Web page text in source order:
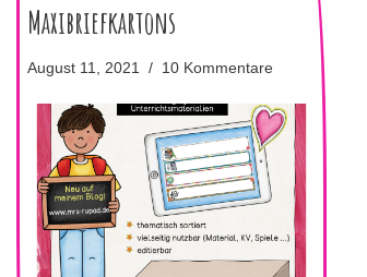
Maxibriefkartons
August 11, 2021 10 Kommentare